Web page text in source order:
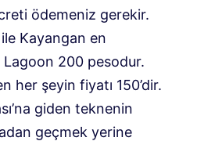
ödemeniz gerekir.
Kayangan en
Lagoon 200 pesodur.
her şeyin fiyatı 150’dir.
giden teknenin
geçmek yerine